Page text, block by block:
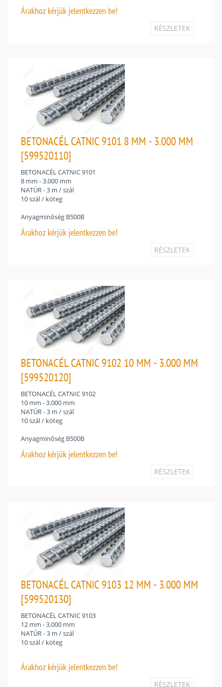
Árakhoz kérjük jelentkezzen be!
RÉSZLETEK
BETONACÉL CATNIC 9101 8 MM - 3.000 MM
[599520110]
BETONACÉL CATNIC 9101
8 mm - 3.000 mm
NATÚR - 3 m / szál
10 szál / köteg
Anyagminőség B500B
Árakhoz kérjük jelentkezzen be!
RÉSZLETEK
BETONACÉL CATNIC 9102 10 MM - 3.000 MM
[599520120]
BETONACÉL CATNIC 9102
10 mm - 3.000 mm
NATÚR - 3 m / szál
10 szál / köteg
Anyagminőség B500B
Árakhoz kérjük jelentkezzen be!
RÉSZLETEK
BETONACÉL CATNIC 9103 12 MM - 3.000 MM
[599520130]
BETONACÉL CATNIC 9103
12 mm - 3.000 mm
NATÚR - 3 m / szál
10 szál / köteg
Árakhoz kérjük jelentkezzen be!
RÉSZLETEK